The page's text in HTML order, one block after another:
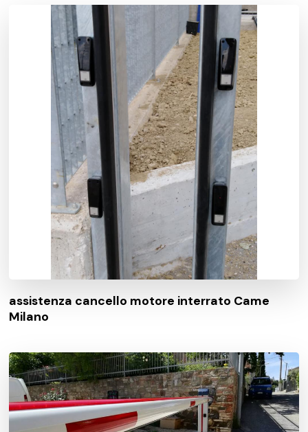
assistenza cancello motore interrato Came
Milano